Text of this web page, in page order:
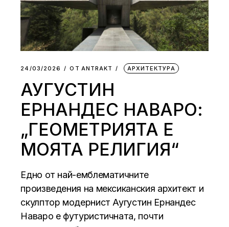
24/03/2026 ОТ АNTRAKT АРХИТЕКТУРА
АУГУСТИН
ЕРНАНДЕС НАВАРО:
„ГЕОМЕТРИЯТА Е
МОЯТА РЕЛИГИЯ“
Eдно от най-емблематичните
произведения на мексиканския архитект и
скулптор модернист Аугустин Ернандес
Наваро e футуристичната, почти